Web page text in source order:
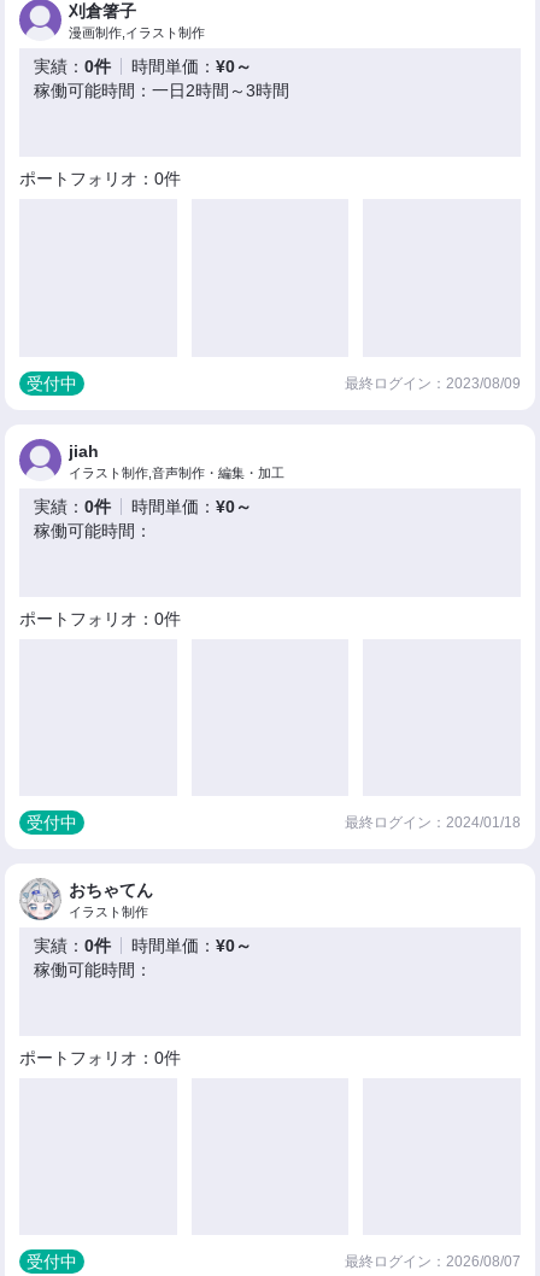
刈倉箸子
漫画制作,イラスト制作
実績：0件 時間単価：¥0～
稼働可能時間：一日2時間～3時間
ポートフォリオ：0件
受付中 最終ログイン：2023/08/09
jiah
イラスト制作,音声制作・編集・加工
実績：0件 時間単価：¥0～
稼働可能時間：
ポートフォリオ：0件
受付中 最終ログイン：2024/01/18
おちゃてん
イラスト制作
実績：0件 時間単価：¥0～
稼働可能時間：
ポートフォリオ：0件
受付中 最終ログイン：2026/08/07